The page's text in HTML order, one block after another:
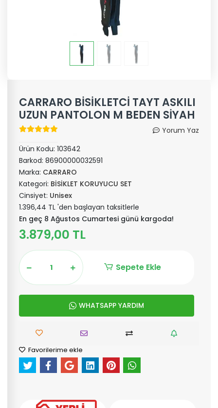
CARRARO BİSİKLETCİ TAYT ASKILI
UZUN PANTOLON M BEDEN SİYAH
Yorum Yaz
Ürün Kodu: 103642
Barkod: 86900000032591
Marka: CARRARO
Kategori: BİSİKLET KORUYUCU SET
Cinsiyet: Unisex
1.396,44 TL 'den başlayan taksitlerle
En geç 8 Ağustos Cumartesi günü kargoda!
3.879,00 TL
Sepete Ekle
WHATSAPP YARDIM
Favorilerime ekle